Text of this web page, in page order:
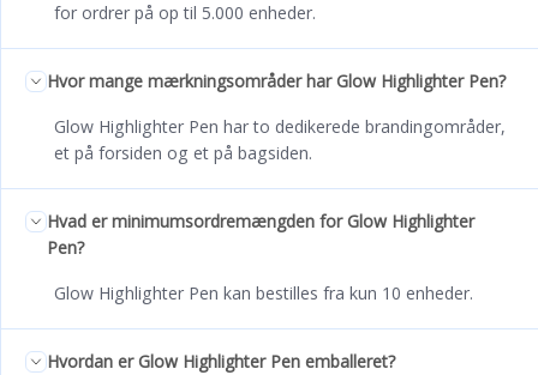
for ordrer på op til 5.000 enheder.
Hvor mange mærkningsområder har Glow Highlighter Pen?
Glow Highlighter Pen har to dedikerede brandingområder,
et på forsiden og et på bagsiden.
Hvad er minimumsordremængden for Glow Highlighter
Pen?
Glow Highlighter Pen kan bestilles fra kun 10 enheder.
Hvordan er Glow Highlighter Pen emballeret?